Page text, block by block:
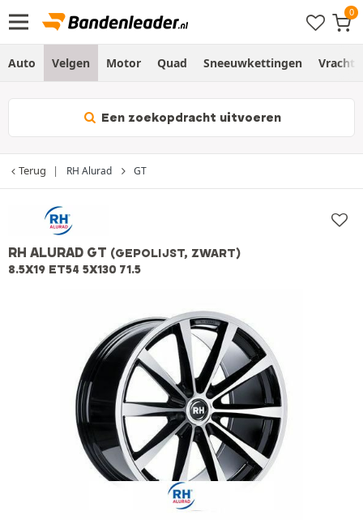
Auto Velgen Motor Quad Sneeuwkettingen
Een zoekopdracht uitvoeren
Terug RH Alurad GT
RH ALURAD GT (GEPOLIJST, ZWART)
8.5X19 ET54 5X130 71.5